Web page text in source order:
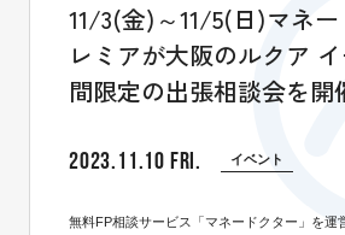
11/3(金)～11/5(日)マネ
レミアが大阪のルクア
間限定の出張相談会を開
2023.11.10 FRI. イベント
無料FP相談サービス「マネードクター」を運